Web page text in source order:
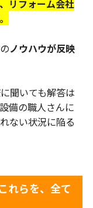
リフォーム会社
ノウハウが反映
聞いても解答は
備の職人さんに
ない状況に陥る
れらを、全て